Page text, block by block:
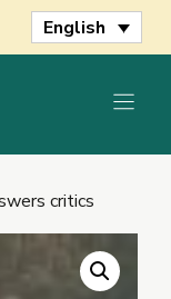
English
critics